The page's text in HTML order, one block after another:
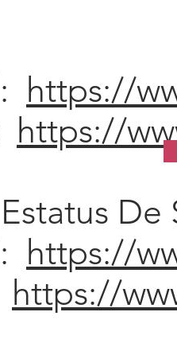
https://
https://
https://
https://